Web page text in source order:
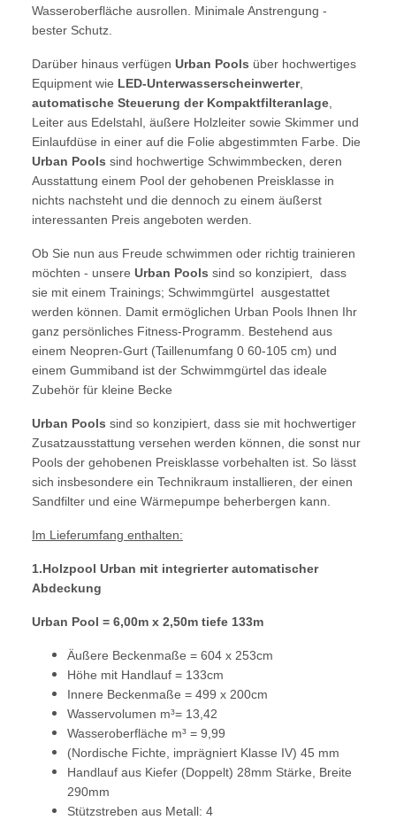
Wasseroberfläche ausrollen. Minimale Anstrengung -
bester Schutz.
Darüber hinaus verfügen Urban Pools über hochwertiges
Equipment wie LED-Unterwasserscheinwerter,
automatische Steuerung der Kompaktfilteranlage
Leiter aus Edelstahl, äußere Holzleiter sowie Skimmer und
Einlaufdüse in einer auf die Folie abgestimmten Farbe. Die
Urban Pools sind hochwertige Schwimmbecken, deren
Ausstattung einem Pool der gehobenen Preisklasse in
nichts nachsteht und die dennoch zu einem äußerst
interessanten Preis angeboten werden.
Ob Sie nun aus Freude schwimmen oder richtig trainieren
möchten - unsere Urban Pools sind so konzipiert, dass
sie mit einem Trainings; Schwimmgürtel ausgestattet
werden können. Damit ermöglichen Urban Pools Ihnen Ihr
ganz persönliches Fitness-Programm. Bestehend aus
einem Neopren-Gurt (Taillenumfang 0 60-105 cm) und
einem Gummiband ist der Schwimmgürtel das ideale
Zubehör für kleine Becke
Urban Pools sind so konzipiert, dass sie mit hochwertiger
Zusatzausstattung versehen werden können, die sonst nur
Pools der gehobenen Preisklasse vorbehalten ist. So lässt
sich insbesondere ein Technikraum installieren, der einen
Sandfilter und eine Wärmepumpe beherbergen kann.
Im Lieferumfang enthalten:
1.Holzpool Urban mit integrierter automatischer
Abdeckung
Urban Pool = 6,00m x 2,50m tiefe 133m
Äußere Beckenmaße = 604 x 253cm
Höhe mit Handlauf = 133cm
Innere Beckenmaße = 499 x 200cm
Wasservolumen m³= 13,42
Wasseroberfläche m³ = 9,99
(Nordische Fichte, imprägniert Klasse IV) 45 mm
Handlauf aus Kiefer (Doppelt) 28mm Stärke, Breite
290mm
Stützstreben aus Metall: 4